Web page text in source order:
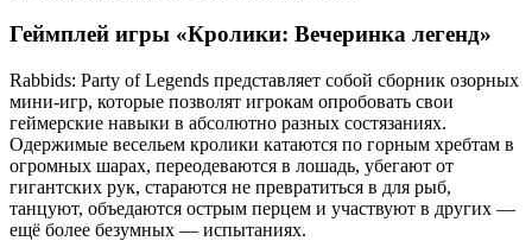
Геймплей игры «Кролики: Вечеринка легенд»
Rabbids: Party of Legends представляет собой сборник озорных
мини-игр, которые позволят игрокам опробовать свои
геймерские навыки в абсолютно разных состязаниях.
Одержимые весельем кролики катаются по горным хребтам в
огромных шарах, переодеваются в лошадь, убегают от
гигантских рук, стараются не превратиться в для рыб,
танцуют, объедаются острым перцем и участвуют в других —
ещё более безумных — испытаниях.